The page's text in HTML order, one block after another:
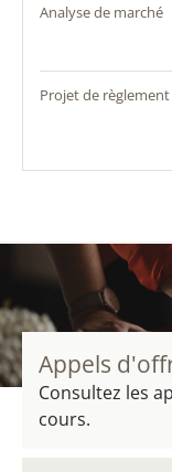
analyse de marché
projet de
Appels
Consultez les
cours.